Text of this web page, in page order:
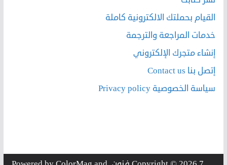
القيام بحملتك الالكترونية كاملة
خدمات المراجعة والترجمة
إنشاء متجرك الإلكتروني
إتصل بنا Contact us
سياسة الخصوصية Privacy policy